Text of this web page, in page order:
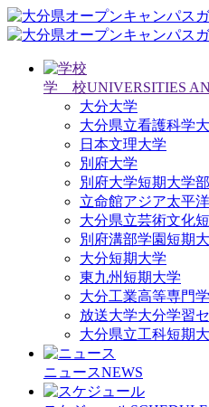
学 校UNIVERSITIES
大分大学
大分県立看護科学
日本文理大学
別府大学
別府大学短期大学部
立命館アジア太平
大分県立芸術文化
別府溝部学園短期
大分短期大学
東九州短期大学
大分工業高等専門
放送大学大分学習
大分県立工科短期
ニュースNEWS